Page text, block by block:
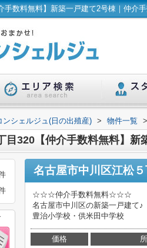
シェルジュ(日の出殖産) > 物件一覧 >
目320【仲介手数料無料】新
名古屋市中川区江松
☆☆☆仲介手数料無料☆☆☆
名古屋市中川区の新築一戸建て♪
豊治小学校・供米田中学校
価格